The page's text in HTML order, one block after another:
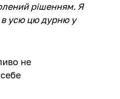
рішенням. Я
в усю цю дурню у
не